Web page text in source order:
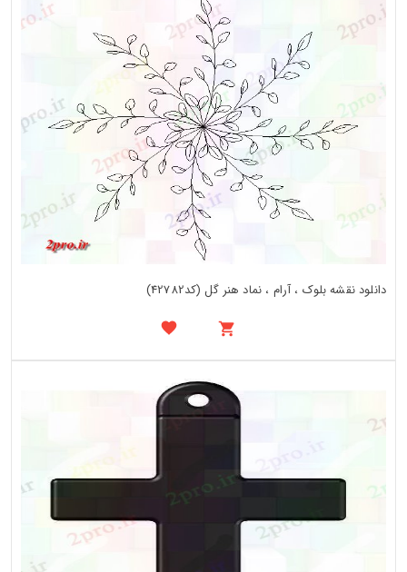
دانلود نقشه بلوک ، آرام ، نماد هنر گل (کد42782)